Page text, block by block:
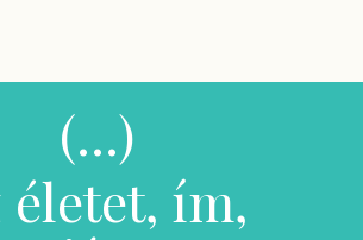
(…)
életet, ím,